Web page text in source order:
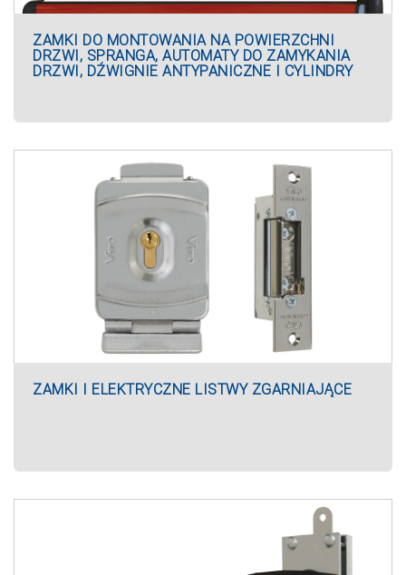
ZAMKI DO MONTOWANIA NA POWIERZCHNI
DRZWI, SPRANGA, AUTOMATY DO ZAMYKANIA
DRZWI, DŹWIGNIE ANTYPANICZNE I CYLINDRY
ZAMKI I ELEKTRYCZNE LISTWY ZGARNIAJĄCE